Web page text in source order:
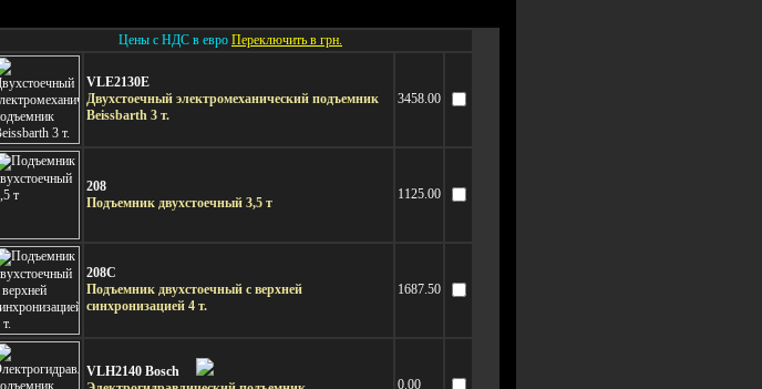
Цены с НДС в евро Переключить в грн.
VLE2130E
Двухстоечный электромеханический подъемник
Beissbarth 3 т.
3458.00
208
Подъемник двухстоечный 3,5 т
1125.00
208C
Подъемник двухстоечный с верхней
синхронизацией 4 т.
1687.50
VLH2140 Bosch
0.00